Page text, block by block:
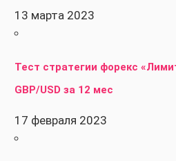
13 марта 2023
Тест стратегии форекс
GBP/USD за 12 мес
17 февраля 2023